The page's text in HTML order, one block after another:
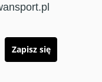
Zapisz się